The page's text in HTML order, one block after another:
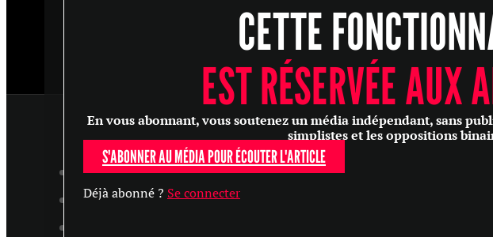
ARTICLES
MASTERCLASS
CETTE
EST RÉSERVÉE AUX
En vous abonnant, vous soutenez un média indépendant, sans
simplistes et les oppositions
S'ABONNER AU MÉDIA POUR ÉCOUTER L'ARTICLE
Déjà abonné ? Se connecter